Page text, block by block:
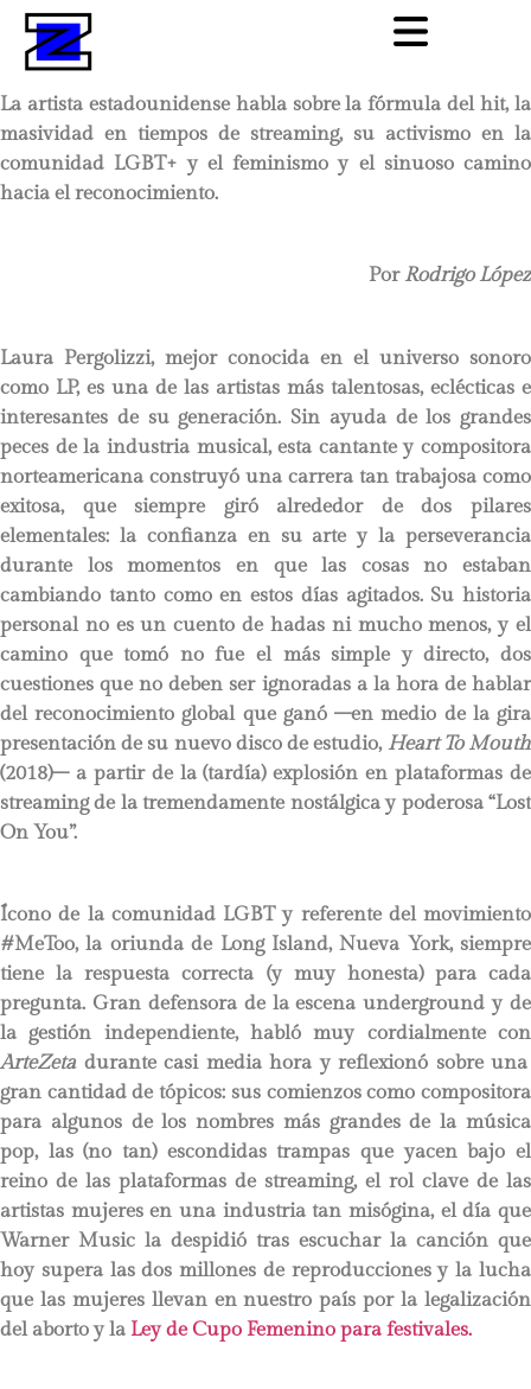
La artista estadounidense habla sobre la fórmula del hit, la
masividad en tiempos de streaming, su activismo en la
comunidad LGBT+ y el feminismo y el sinuoso camino
hacia el reconocimiento.
Por Rodrigo López
Laura Pergolizzi, mejor conocida en el universo sonoro
como LP, es una de las artistas más talentosas, eclécticas e
interesantes de su generación. Sin ayuda de los grandes
peces de la industria musical, esta cantante y compositora
norteamericana construyó una carrera tan trabajosa como
exitosa, que siempre giró alrededor de dos pilares
elementales: la confianza en su arte y la perseverancia
durante los momentos en que las cosas no estaban
cambiando tanto como en estos días agitados. Su historia
personal no es un cuento de hadas ni mucho menos, y el
camino que tomó no fue el más simple y directo, dos
cuestiones que no deben ser ignoradas a la hora de hablar
del reconocimiento global que ganó –en medio de la gira
presentación de su nuevo disco de estudio, Heart To Mouth
(2018)– a partir de la (tardía) explosión en plataformas de
streaming de la tremendamente nostálgica y poderosa “Lost
On You”.
Ícono de la comunidad LGBT y referente del movimiento
#MeToo, la oriunda de Long Island, Nueva York, siempre
tiene la respuesta correcta (y muy honesta) para cada
pregunta. Gran defensora de la escena underground y de
la gestión independiente, habló muy cordialmente con
ArteZetadurante casi media hora y reflexionó sobre una
gran cantidad de tópicos: sus comienzos como compositora
para algunos de los nombres más grandes de la música
pop, las (no tan) escondidas trampas que yacen bajo el
reino de las plataformas de streaming, el rol clave de las
artistas mujeres en una industria tan misógina, el día que
Warner Music la despidió tras escuchar la canción que
hoy supera las dos millones de reproducciones y la lucha
que las mujeres llevan en nuestro país por la legalización
del aborto y la Ley de Cupo Femenino para festivales.